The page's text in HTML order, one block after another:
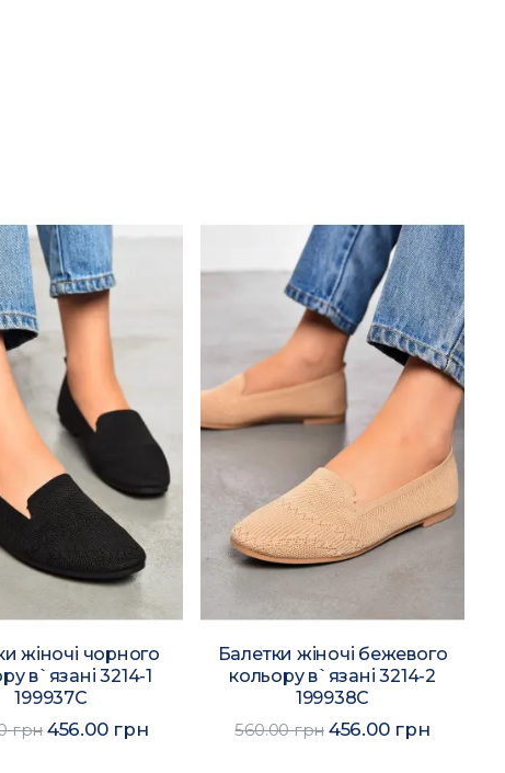
жіночі чорного
в`язані 3214-1
199937C
грн 456.00 грн
Балетки жіночі бежевого
кольору в`язані 3214-2
199938C
560.00 грн 456.00 грн